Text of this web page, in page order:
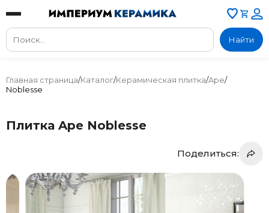
Найти
Главная страница/Каталог/Керамическая плитка/Ape/
Noblesse
Плитка Ape Noblesse
Поделиться: